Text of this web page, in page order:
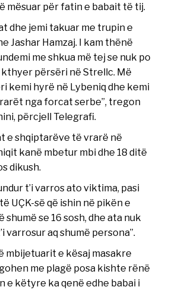
mësuar për fatin e babait të tij.
dhe jemi takuar me trupin e
Jashar Hamzaj. I kam thënë
me shkua më tej se nuk po
kthyer përsëri në Strellc. Më
kemi hyrë në Lybeniq dhe kemi
nga forcat serbe”, tregon
përcjell Telegrafi.
e shqiptarëve të vrarë në
kanë mbetur mbi dhe 18 ditë
dikush.
t’i varros ato viktima, pasi
UÇK-së që ishin në pikën e
se 16 sosh, dhe ata nuk
varrosur aq shumë persona”.
mbijetuarit e kësaj masakre
me plagë posa kishte rënë
e këtyre ka qenë edhe babai i